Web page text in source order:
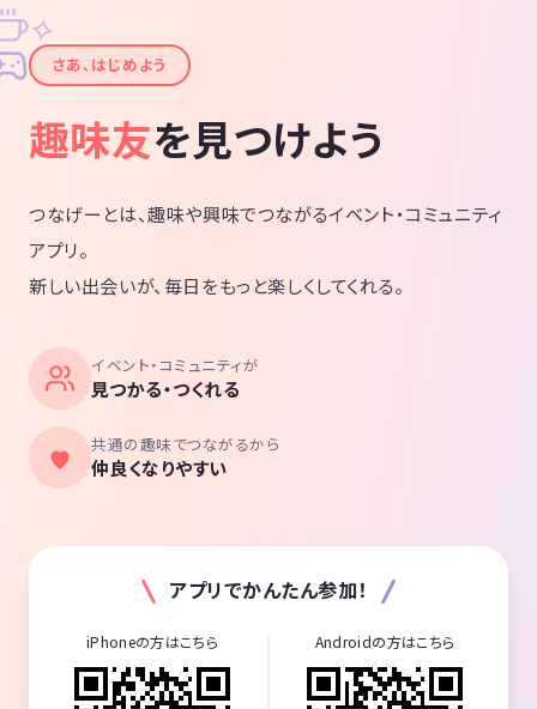
✦
✧
さあ、はじめよう
趣味友を見つけよう
つなげーとは、趣味や興味でつながるイベント・コミュニティ
アプリ。
新しい出会いが、毎日をもっと楽しくしてくれる。
イベント・コミュニティが
見つかる・つくれる
共通の趣味でつながるから
仲良くなりやすい
アプリでかんたん参加！
iPhoneの方はこちら Androidの方はこちら